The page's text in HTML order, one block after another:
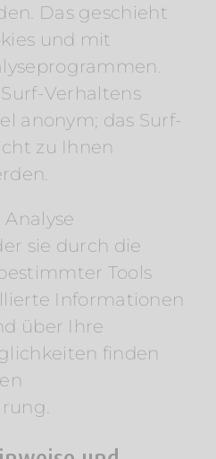
Das geschieht
und mit
Verhaltens
anonym; das Surf-
zu Ihnen
sie durch die
Tools
Informationen
über Ihre
finden